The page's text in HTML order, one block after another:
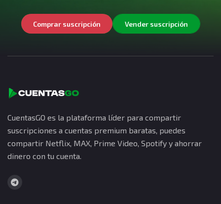
Comprar suscripción Vender suscripción
CuentasGO es la plataforma líder para compartir
suscripciones a cuentas premium baratas, puedes
compartir Netflix, MAX, Prime Video, Spotify y ahorrar
dinero con tu cuenta.